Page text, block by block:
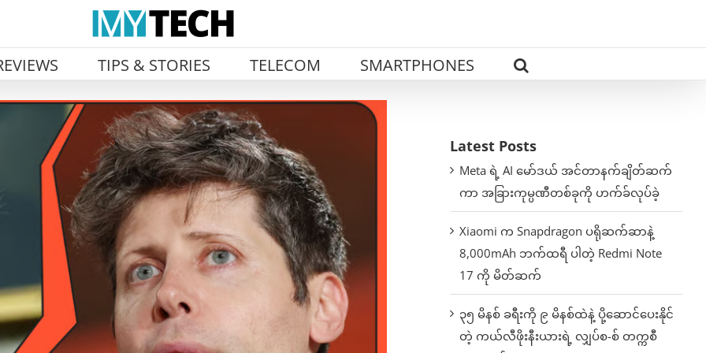
TIPS & STORIES TELECOM SMARTPHONES
Latest Posts
Meta ရဲ့ AI မော်ဒယ် အင်တာနက်ချိတ်ဆက်
ကာ အခြားကုမ္ပဏီတစ်ခုကို ဟက်ခ်လုပ်ခဲ့
Xiaomi က Snapdragon ပရိုဆက်ဆာနဲ့
8,000mAh ဘက်ထရီ ပါတဲ့ Redmi Note
17 ကို မိတ်ဆက်
၃၅ မိနစ် ခရီးကို ၉ မိနစ်ထဲနဲ့ ပို့ဆောင်ပေးနိုင်
တဲ့ ကယ်လီဖိုးနီးယားရဲ့ လျှပ်စ-စ် တက္ကစီ